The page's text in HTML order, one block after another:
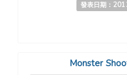
發表日期：
Monster